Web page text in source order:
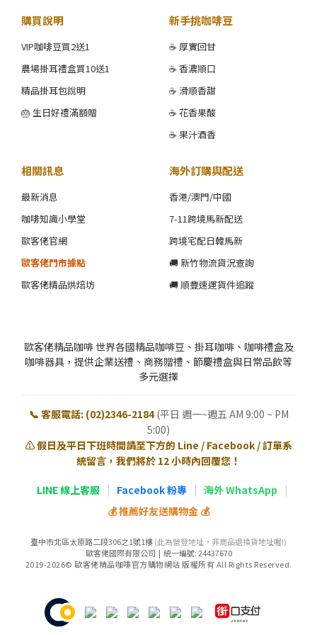
購買說明
VIP咖啡豆買2送1
農場掛耳禮盒買10送1
精品掛耳包說明
🎂 生日好禮滿額贈
新手挑咖啡豆
☕ 厚實回甘
☕ 香濃順口
☕ 滑順香甜
☕ 花香果酸
☕ 果汁酒香
相關訊息
最新消息
咖啡知識小學堂
歐客佬官網
歐客佬門市據點
歐客佬精品烘焙坊
海外訂購與配送
香港/澳門/中國
7-11跨境馬新配送
跨境宅配日韓馬新
🚚 新竹物流貨況查詢
🚚 順豐速運貨件追蹤
歐客佬精品咖啡 世界各國精品咖啡豆、掛耳咖啡、咖啡禮盒及
咖啡器具，提供企業送禮、商務贈禮、節慶禮盒與日常品飲等
多元選擇
📞 客服電話: (02)2346-2184 (平日 週一~週五 AM 9:00 ~ PM
5:00)
⚠️ 假日及平日下班時間請至下方的 Line / Facebook / 訂單系
統留言，我們將於 12 小時內回覆您！
LINE 線上客服 | Facebook 粉專 | 海外 WhatsApp
|
💰 推薦好友送購物金 💰
臺中市北區太原路二段306之1號1樓(此為營登地址，非商品退換貨地址喔!)
歐客佬國際有限公司 | 統一編號: 24437670
2019-2026© 歐客佬精品咖啡官方購物網站 版權所有 All Rights Reserved.